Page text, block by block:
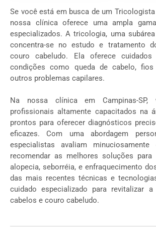
Se você está em busca de um Tricologista
nossa clínica oferece uma ampla
especializados. A tricologia, uma
concentra-se no estudo e tratamento
couro cabeludo. Ela oferece cuidados
condições como queda de cabelo,
outros problemas capilares.
Na nossa clínica em Campinas-SP,
profissionais altamente capacitados na
prontos para oferecer diagnósticos
eficazes. Com uma abordagem
especialistas avaliam
recomendar as melhores soluções para
alopecia, seborréia, e enfraquecimento
das mais recentes técnicas e
cuidado especializado para revitalizar
cabelos e couro cabeludo.